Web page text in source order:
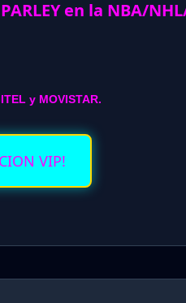
en la NBA/
y MOVISTAR.
VIP!